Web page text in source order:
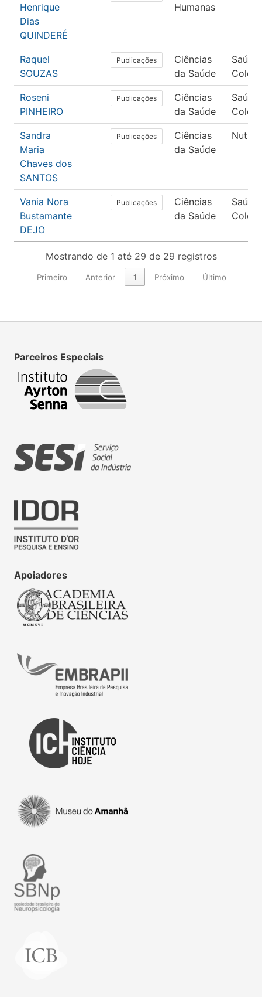
Henrique
Dias
QUINDERÉ
Humanas
Raquel
SOUZAS
Publicações
Ciências
da Saúde
Saúde
Roseni
PINHEIRO
Publicações
Ciências
da Saúde
Saúde
Sandra
Maria
Chaves dos
SANTOS
Publicações
Ciências
da Saúde
Vania Nora
Bustamante
DEJO
Publicações
Ciências
da Saúde
Saúde
Mostrando de 1 até 29 de 29 registros
Primeiro Anterior 1 Próximo Último
Parceiros Especiais
Apoiadores